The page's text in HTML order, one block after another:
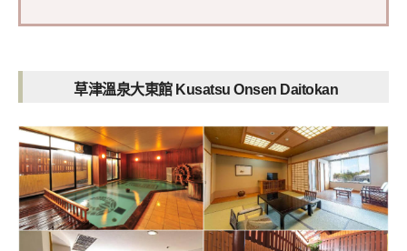
草津溫泉大東館 Kusatsu Onsen Daitokan